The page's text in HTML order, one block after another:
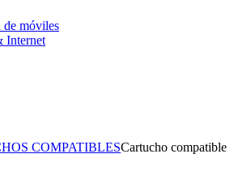
de móviles
Internet
COMPATIBLESCartucho compatible